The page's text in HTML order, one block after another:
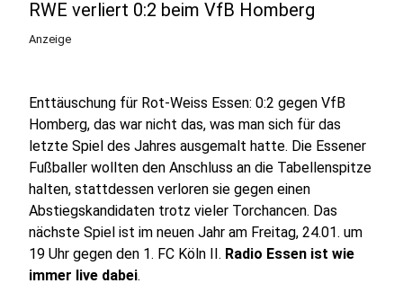
RWE verliert 0:2 beim VfB Homberg
Anzeige
Enttäuschung für Rot-Weiss Essen: 0:2 gegen VfB
Homberg, das war nicht das, was man sich für das
letzte Spiel des Jahres ausgemalt hatte. Die Essener
Fußballer wollten den Anschluss an die Tabellenspitze
halten, stattdessen verloren sie gegen einen
Abstiegskandidaten trotz vieler Torchancen. Das
nächste Spiel ist im neuen Jahr am Freitag, 24.01. um
19 Uhr gegen den 1. FC Köln II. Radio Essen ist wie
immer live dabei.